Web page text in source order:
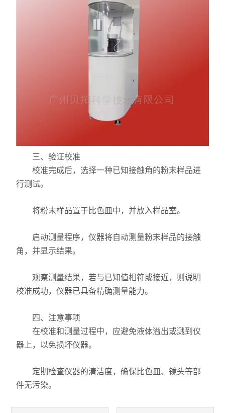
表面/界面性能测定仪
三、验证校准
校准完成后，选择一种已知接触角的粉末样品进
行测试。
将粉末样品置于比色皿中，并放入样品室。
启动测量程序，仪器将自动测量粉末样品的接触
角，并显示结果。
观察测量结果，若与已知值相符或接近，则说明
校准成功，仪器已具备精确测量能力。
四、注意事项
在校准和测量过程中，应避免液体溢出或溅到仪
器上，以免损坏仪器。
定期检查仪器的清洁度，确保比色皿、镜头等部
件无污染。